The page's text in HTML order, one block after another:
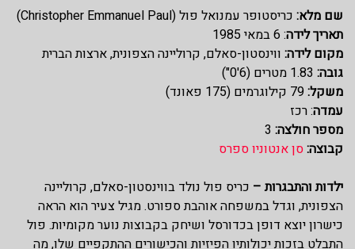
שם מלא: כריסטופר עמנואל פול (Christopher Emmanuel Paul)
תאריך לידה: 6 במאי 1985
מקום לידה: ווינסטון-סאלם, קרוליינה הצפונית, ארצות הברית
גובה:
משקל:
עמדה: רכז
מספר חולצה:
קבוצה:סן אנטוניו ספרס
ילדות והתבגרות – כריס פול נולד בווינסטון-סאלם, קרוליינה
הצפונית, וגדל במשפחה אוהבת ספורט. מגיל צעיר הוא הראה
כישרון יוצא דופן בכדורסל ושיחק בקבוצות נוער מקומיות. פול
התבלט בזכות יכולותיו הפיזיות והכישורים ההתקפיים שלו, מה